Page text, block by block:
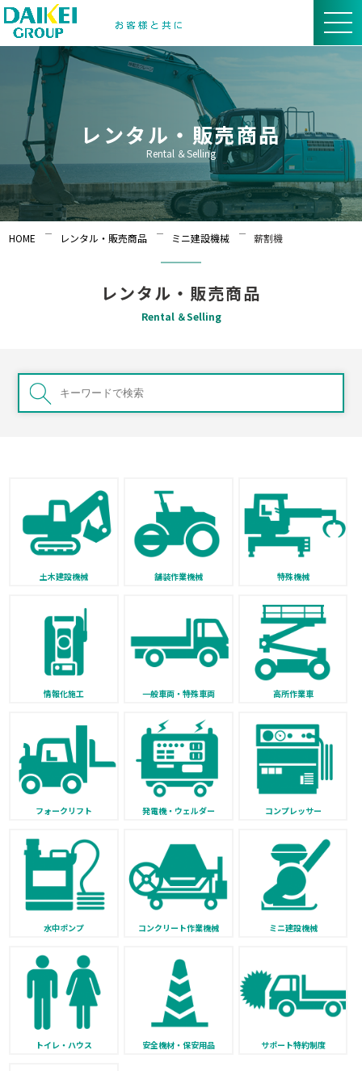
レンタル・販売商品
Rental ＆Selling
HOME レンタル・販売商品 ミニ建設機械 薪割機
レンタル・販売商品
Rental ＆Selling
土木建設機械 舗装作業機械 特殊機械
情報化施工 一般車両・特殊車両 高所作業車
フォークリフト 発電機・ウェルダー コンプレッサー
水中ポンプ コンクリート作業機械 ミニ建設機械
トイレ・ハウス 安全機材・保安用品 サポート特約制度